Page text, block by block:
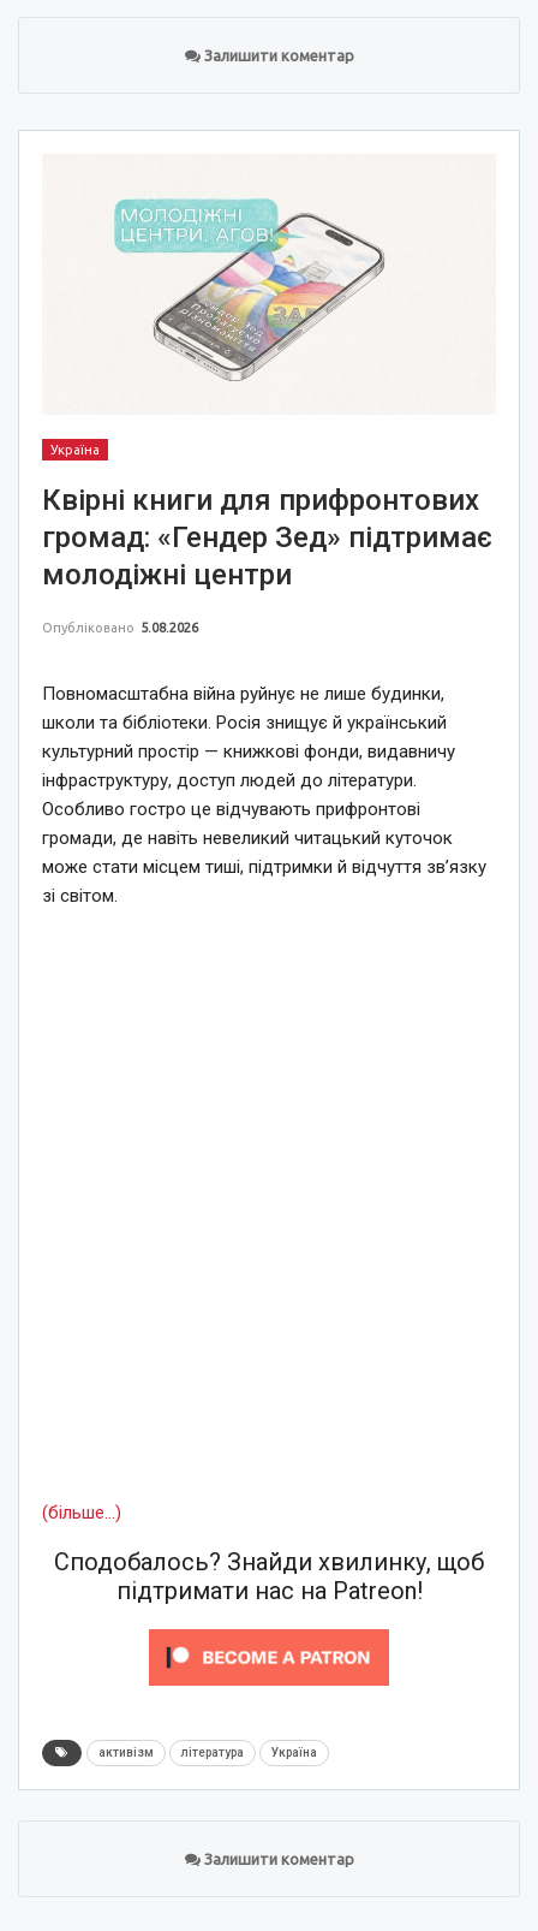
Залишити коментар
Україна
Квірні книги для прифронтових
громад: «Гендер Зед» підтримає
молодіжні центри
Опубліковано 5.08.2026
Повномасштабна війна руйнує не лише будинки,
школи та бібліотеки. Росія знищує й український
культурний простір — книжкові фонди, видавничу
інфраструктуру, доступ людей до літератури.
Особливо гостро це відчувають прифронтові
громади, де навіть невеликий читацький куточок
може стати місцем тиші, підтримки й відчуття зв’язку
зі світом.
(більше…)
Сподобалось? Знайди хвилинку, щоб
підтримати нас на Patreon!
активізм література Україна
Залишити коментар